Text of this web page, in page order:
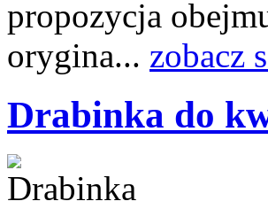
propozycja
orygina... zobacz
Drabinka do